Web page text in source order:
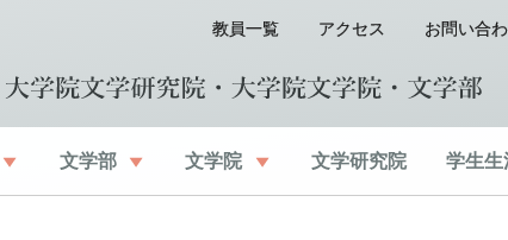
教員一覧 アクセス お問い合
文学部 文学院 文学研究院 学生生